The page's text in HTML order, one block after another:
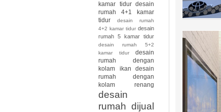
kamar tidur desain
rumah 4+1 kamar
tidur
desain rumah
4+2 kamar tidur desain
rumah 5 kamar tidur
desain rumah 5+2
kamar tidur
desain
rumah dengan
kolam ikan
desain
rumah dengan
kolam renang
desain
rumah dijual